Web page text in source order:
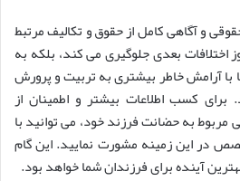
و آگاهی کامل از حقوق و تکالیف مرتبط
اختلافات بعدی جلوگیری می کند، بلکه به
با آرامش خاطر بیشتری به تربیت و پرورش
برای کسب اطلاعات بیشتر و اطمینان از
به حضانت فرزند خود، می توانید با
در این زمینه مشورت نمایید. این گام
آینده برای فرزندان شما خواهد بود.